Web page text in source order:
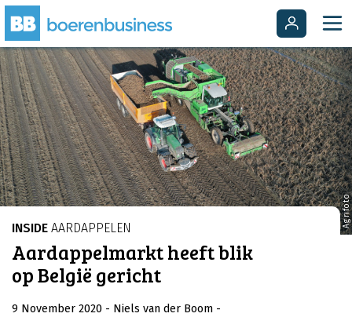
Agrifoto
INSIDE AARDAPPELEN
Aardappelmarkt heeft blik
op België gericht
9 November 2020 - Niels van der Boom -